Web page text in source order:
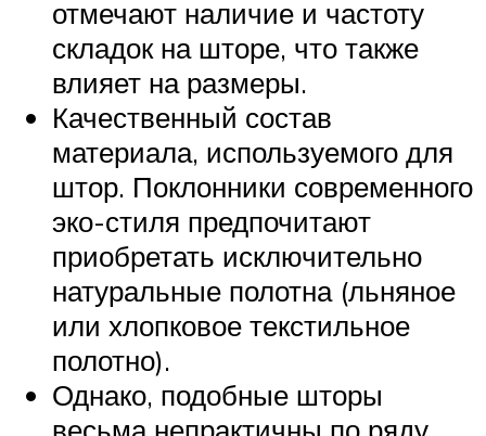
отмечают наличие и частоту
складок на шторе, что также
влияет на размеры.
Качественный состав
материала, используемого для
штор. Поклонники современного
эко-стиля предпочитают
приобретать исключительно
натуральные полотна (льняное
или хлопковое текстильное
полотно).
Однако, подобные шторы